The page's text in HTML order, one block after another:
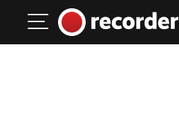
Main Navigation